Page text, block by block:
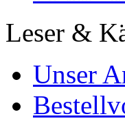
Leser &
Unser